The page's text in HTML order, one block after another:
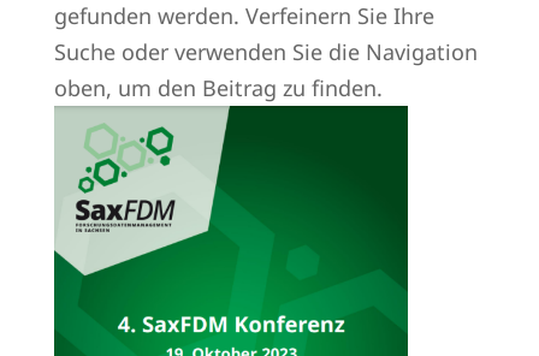
gefunden werden. Verfeinern Sie Ihre
Suche oder verwenden Sie die Navigation
oben, um den Beitrag zu finden.